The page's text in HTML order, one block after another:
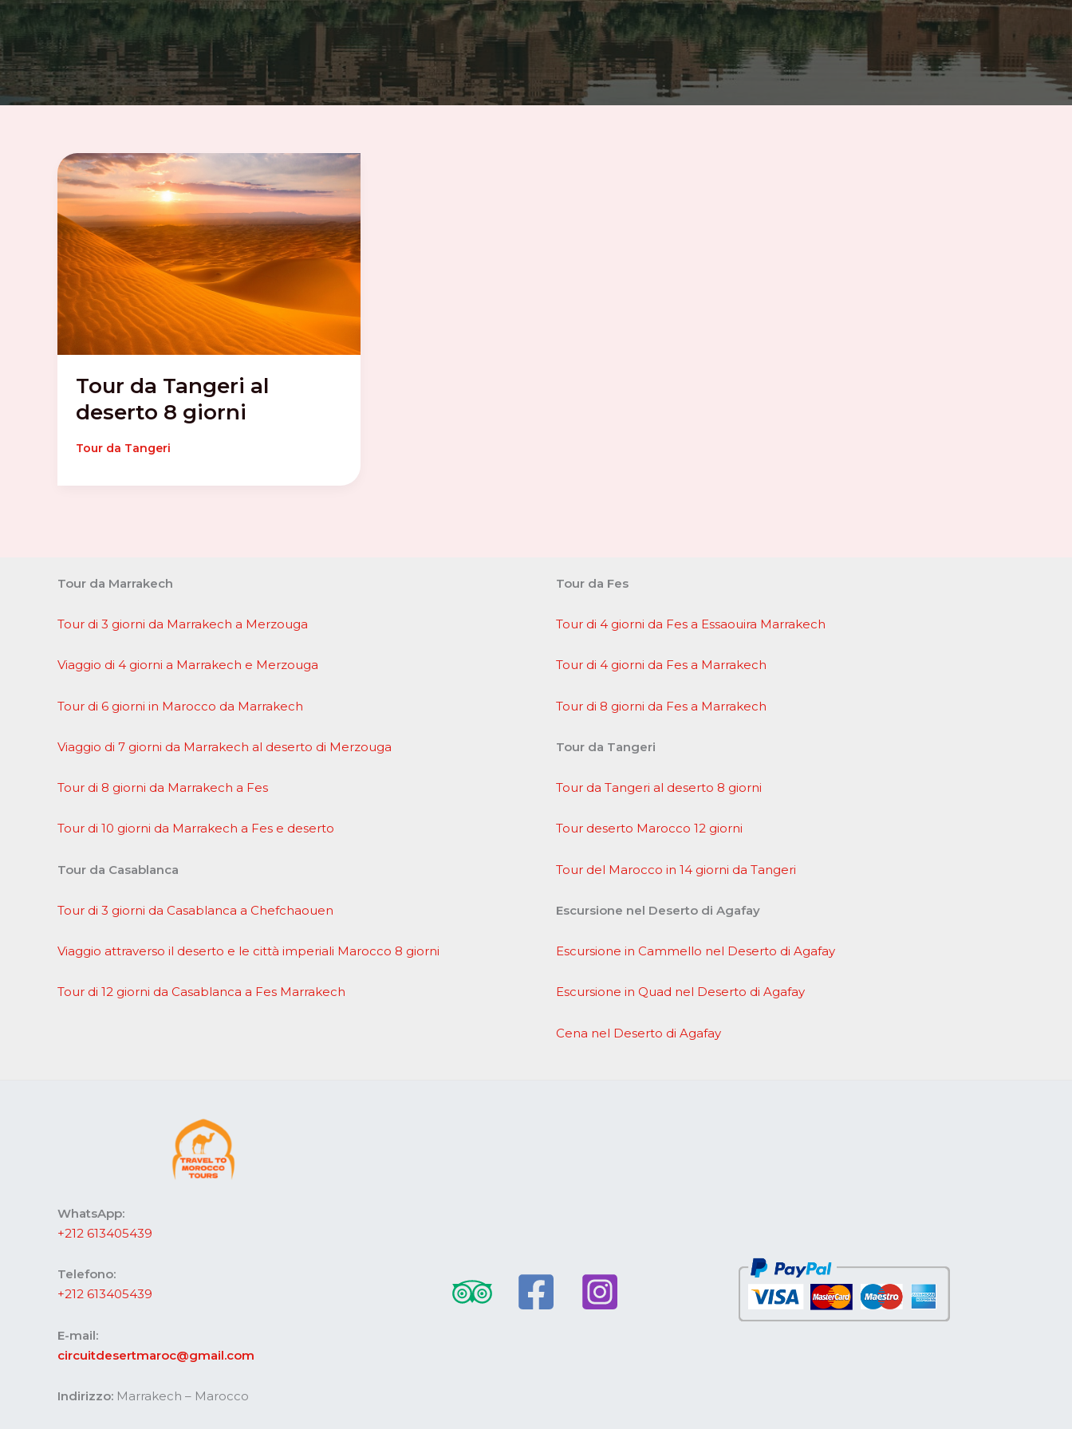
Tour da Tangeri al
deserto 8 giorni
Tour da Tangeri
Tour da Marrakech
Tour di 3 giorni da Marrakech a Merzouga
Viaggio di 4 giorni a Marrakech e Merzouga
Tour di 6 giorni in Marocco da Marrakech
Viaggio di 7 giorni da Marrakech al deserto di Merzouga
Tour di 8 giorni da Marrakech a Fes
Tour di 10 giorni da Marrakech a Fes e deserto
Tour da Casablanca
Tour di 3 giorni da Casablanca a Chefchaouen
Viaggio attraverso il deserto e le città imperiali Marocco 8 giorni
Tour di 12 giorni da Casablanca a Fes Marrakech
Tour da Fes
Tour di 4 giorni da Fes a Essaouira Marrakech
Tour di 4 giorni da Fes a Marrakech
Tour di 8 giorni da Fes a Marrakech
Tour da Tangeri
Tour da Tangeri al deserto 8 giorni
Tour deserto Marocco 12 giorni
Tour del Marocco in 14 giorni da Tangeri
Escursione nel Deserto di Agafay
Escursione in Cammello nel Deserto di Agafay
Escursione in Quad nel Deserto di Agafay
Cena nel Deserto di Agafay
WhatsApp:
+212 613405439
Telefono:
+212 613405439
E-mail:
circuitdesertmaroc@gmail.com
Indirizzo: Marrakech – Marocco